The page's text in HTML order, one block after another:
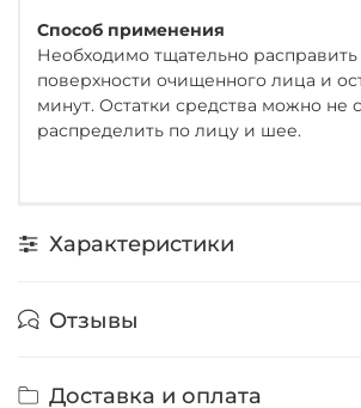
Способ применения
Необходимо тщательно расправить
поверхности очищенного лица и
минут. Остатки средства можно не
распределить по лицу и шее.
Характеристики
Отзывы
Доставка и оплата